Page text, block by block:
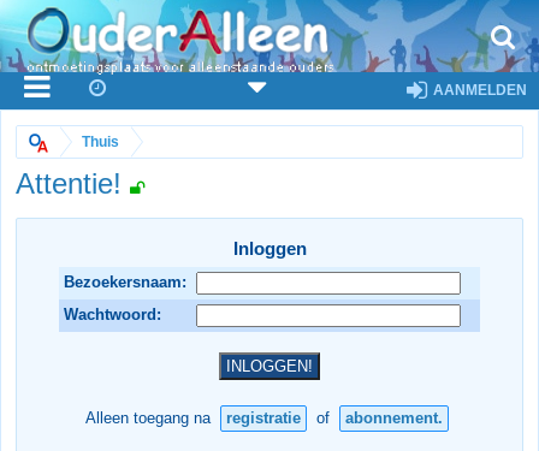
AANMELDEN
Thuis
Attentie!
Inloggen
Bezoekersnaam:
Wachtwoord:
Alleen toegang na registratie of abonnement.